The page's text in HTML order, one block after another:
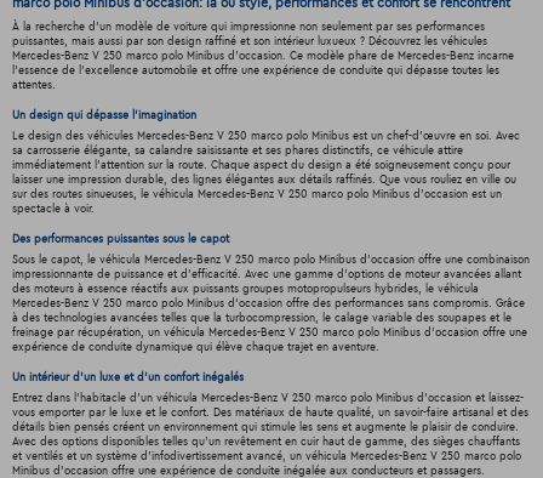
À la recherche d'un modèle de voiture qui impressionne non seulement par ses performances
puissantes, mais aussi par son design raffiné et son intérieur luxueux ? Découvrez les véhicules
Mercedes-Benz V 250 marco polo Minibus d'occasion. Ce modèle phare de Mercedes-Benz incarne
l'essence de l'excellence automobile et offre une expérience de conduite qui dépasse toutes les
attentes.
Un design qui dépasse l'imagination
Le design des véhicules Mercedes-Benz V 250 marco polo Minibus est un chef-d'œuvre en soi. Avec
sa carrosserie élégante, sa calandre saisissante et ses phares distinctifs, ce véhicule attire
immédiatement l'attention sur la route. Chaque aspect du design a été soigneusement conçu pour
laisser une impression durable, des lignes élégantes aux détails raffinés. Que vous rouliez en ville ou
sur des routes sinueuses, le véhicula Mercedes-Benz V 250 marco polo Minibus d'occasion est un
spectacle à voir.
Des performances puissantes sous le capot
Sous le capot, le véhicula Mercedes-Benz V 250 marco polo Minibus d'occasion offre une combinaison
impressionnante de puissance et d'efficacité. Avec une gamme d'options de moteur avancées allant
des moteurs à essence réactifs aux puissants groupes motopropulseurs hybrides, le véhicula
Mercedes-Benz V 250 marco polo Minibus d'occasion offre des performances sans compromis. Grâce
à des technologies avancées telles que la turbocompression, le calage variable des soupapes et le
freinage par récupération, un véhicula Mercedes-Benz V 250 marco polo Minibus d'occasion offre une
expérience de conduite dynamique qui élève chaque trajet en aventure.
Un intérieur d’un luxe et d’un confort inégalés
Entrez dans l'habitacle d'un véhicula Mercedes-Benz V 250 marco polo Minibus d'occasion et laissez-
vous emporter par le luxe et le confort. Des matériaux de haute qualité, un savoir-faire artisanal et des
détails bien pensés créent un environnement qui stimule les sens et augmente le plaisir de conduire.
Avec des options disponibles telles qu'un revêtement en cuir haut de gamme, des sièges chauffants
et ventilés et un système d'infodivertissement avancé, un véhicula Mercedes-Benz V 250 marco polo
Minibus d'occasion offre une expérience de conduite inégalée aux conducteurs et passagers.